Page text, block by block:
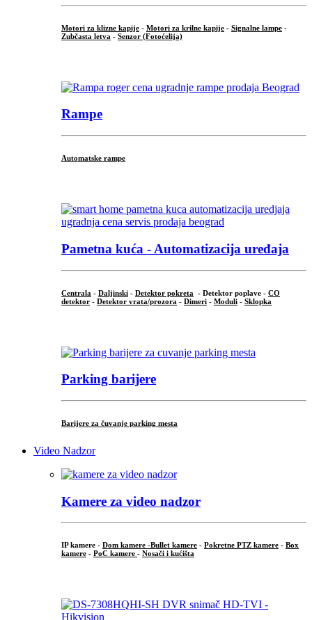
Motori za klizne kapije - Motori za krilne kapije - Signalne lampe -
Zubčasta letva - Senzor (Fotoćelija)
Rampe
Automatske rampe
Pametna kuća - Automatizacija uređaja
Centrala - Daljinski - Detektor pokreta - Detektor poplave - CO
detektor - Detektor vrata/prozora - Dimeri - Moduli - Sklopka
Parking barijere
Barijere za čuvanje parking mesta
Video Nadzor
Kamere za video nadzor
IP kamere - Dom kamere -Bullet kamere - Pokretne PTZ kamere - Box
kamere - PoC kamere - Nosači i kućišta